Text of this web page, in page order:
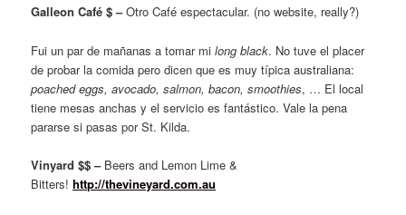
Galleon Café $ –Otro Café espectacular. (no website, really?)
Fui un par de mañanas a tomar milong black. No tuve el placer
de probar la comida pero dicen que es muy típica australiana:
poached eggs, avocado, salmon, bacon, smoothies, … El local
tiene mesas anchas y el servicio es fantástico. Vale la pena
pararse si pasas por St. Kilda.
Vinyard $$ – Beers and Lemon Lime &
Bitters!http://thevineyard.com.au